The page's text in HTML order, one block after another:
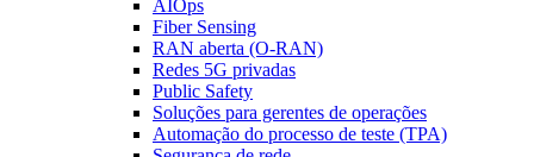
AIOps
Fiber Sensing
RAN aberta (O-RAN)
Redes 5G privadas
Public Safety
Soluções para gerentes de operações
Automação do processo de teste (TPA)